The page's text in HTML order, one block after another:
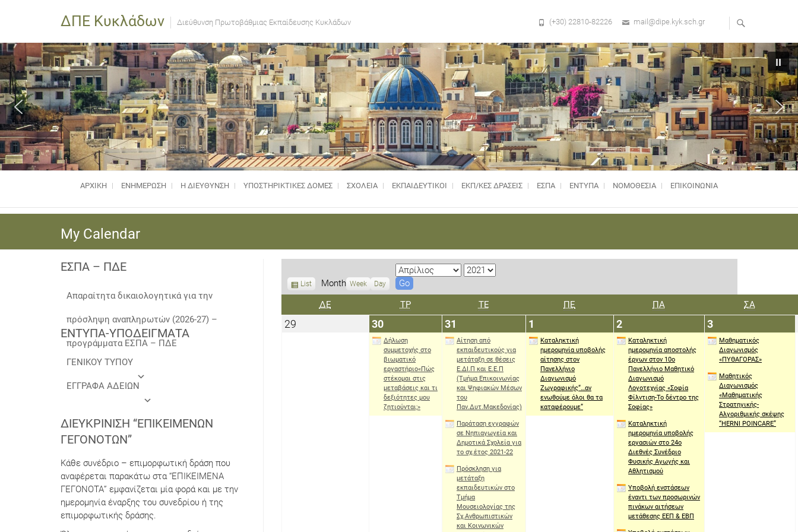
ΔΠΕ Κυκλάδων Διεύθυνση Πρωτοβάθμιας Εκπαίδευσης Κυκλάδων (+30) 22810-82226 mail@dipe.kyk.sch.gr
ΑΡΧΙΚΗ ΕΝΗΜΈΡΩΣΗ Η ΔΙΕΥΘΥΝΣΗ ΥΠΟΣΤΗΡΙΚΤΙΚΈΣ ΔΟΜΈΣ ΣΧΟΛΕΙΑ ΕΚΠΑΙΔΕΥΤΙΚΟΙ ΕΚΠ/ΚΕΣ ΔΡΑΣΕΙΣ ΕΣΠΑ ΕΝΤΥΠΑ ΝΟΜΟΘΕΣΊΑ ΕΠΙΚΟΙΝΩΝΙΑ
My Calendar
V
i
w
List Month Week Day
M
o
n
Y
a
ΔΕΔΕΥΤΈΡΑ ΤΡΤΡΊΤΗ ΤΕΤΕΤΆΡΤΗ ΠΕ ΠΑ ΣΑ
29 3030
Μαρτίου
2021
Δήλωση
συμμετοχής στο
βιωματικό
εργαστήριο«Πώς
στέκομαι στις
μεταβάσεις και τι
δεξιότητες μου
ζητιούνται;»
31
Μαρτίου
2021
Αίτηση από
εκπαιδευτικούς για
μετάταξη σε θέσεις
Ε.ΔΙ.Π και Ε.Ε.Π
(Τμήμα Επικοινωνίας
και Ψηφιακών Μέσων
του
Παν.Δυτ.Μακεδονίας)
Παράταση εγγραφών
σε Νηπιαγωγεία και
Δημοτικά Σχολεία για
το σχ.έτος 2021-22
Πρόσκληση για
μετάταξη
εκπαιδευτικών στο
Τμήμα
Μουσειολογίας της
Σχ.Ανθρωπιστικών
και Κοινωνικών
1
Απριλίου
2021
Καταληκτική
ημερομηνία υποβολής
αίτησης στον
Πανελλήνιο
Διαγωνισμό
Ζωγραφικής“…αν
ενωθούμε όλοι θα τα
καταφέρουμε”
22
Απριλίου
2021
Καταληκτική
ημερομηνία αποστολής
έργων στον 10ο
Πανελλήνιο Μαθητικό
Διαγωνισμό
Λογοτεχνίας «Σοφία
Φίλντιση-Το δέντρο της
Σοφίας»
Καταληκτική
ημερομηνία υποβολής
εργασιών στο 24ο
Διεθνές Συνέδριο
Φυσικής Αγωγής και
Αθλητισμού
Υποβολή ενστάσεων
έναντι των προσωρινών
πινάκων αιτήσεων
μετάθεσης ΕΕΠ & ΕΒΠ
33
Απριλίου
2021
Μαθηματικός
Διαγωνισμός
«ΠΥΘΑΓΟΡΑΣ»
Μαθητικός
Διαγωνισμός
«Μαθηματικής
Στρατηγικής-
Αλγοριθμικής σκέψης
“HERNI POINCARE”
ΕΣΠΑ – ΠΔΕ
Απαραίτητα δικαιολογητικά για την
πρόσληψη αναπληρωτών (2026-27) –
προγράμματα ΕΣΠΑ – ΠΔΕ
ΕΝΤΥΠΑ-ΥΠΟΔΕΙΓΜΑΤΑ
ΓΕΝΙΚΟΥ ΤΥΠΟΥ
ΕΓΓΡΑΦΑ ΑΔΕΙΩΝ
ΔΙΕΥΚΡΊΝΙΣΗ “ΕΠΙΚΕΊΜΕΝΩΝ
ΓΕΓΟΝΌΤΩΝ”
Κάθε συνέδριο – επιμορφωτική δράση που
αναφέρεται παρακάτω στα “ΕΠΙΚΕΙΜΕΝΑ
ΓΕΓΟΝΟΤΑ” εμφανίζεται μία φορά και με την
ημερομηνία έναρξης του συνεδρίου ή της
επιμορφωτικής δράσης.